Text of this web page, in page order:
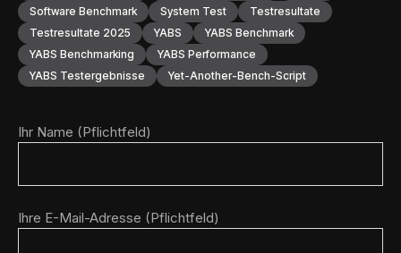
Software Benchmark
System Test
Testresultate
Testresultate 2025
YABS
YABS Benchmark
YABS Benchmarking
YABS Performance
YABS Testergebnisse
Yet-Another-Bench-Script
Ihr Name (Pflichtfeld)
Ihre E-Mail-Adresse (Pflichtfeld)